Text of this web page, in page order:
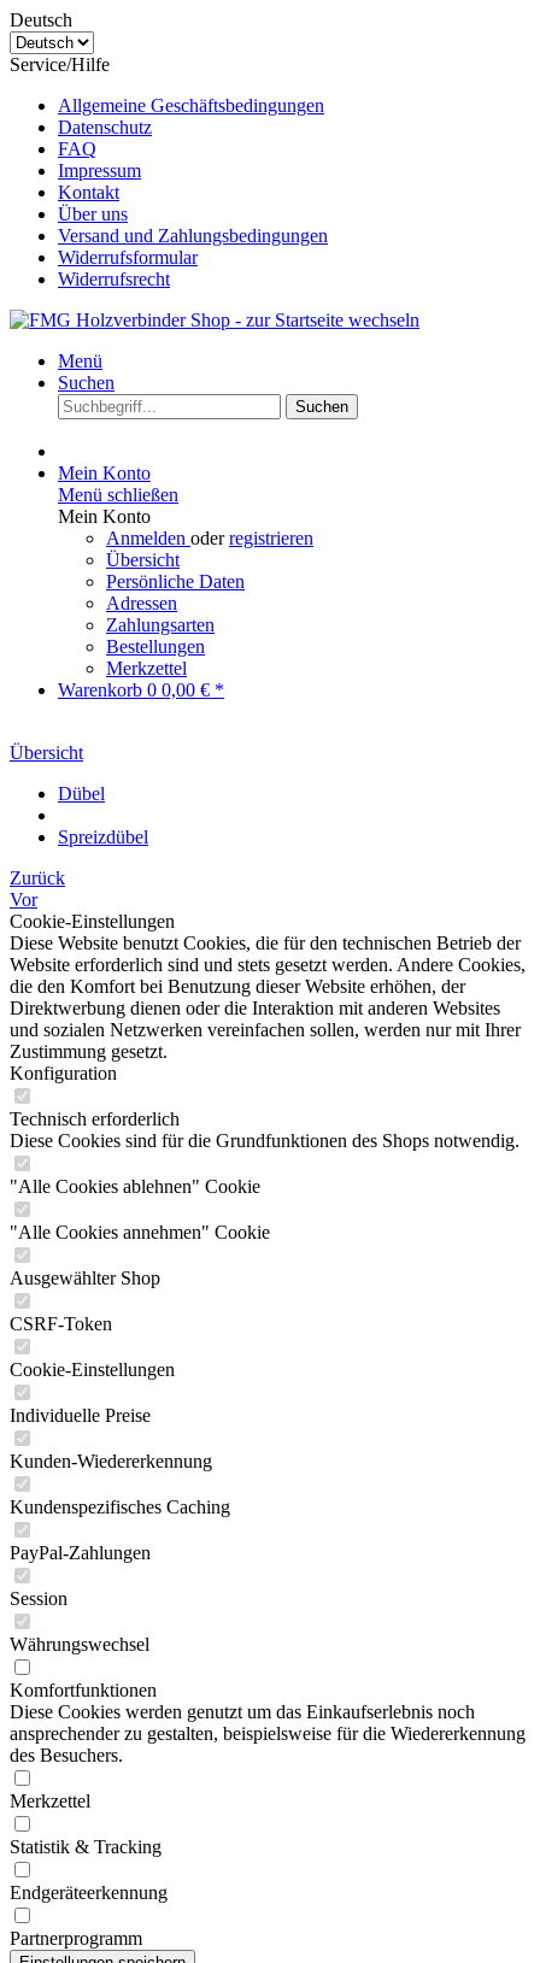
Deutsch
Service/Hilfe
Allgemeine Geschäftsbedingungen
Datenschutz
FAQ
Impressum
Kontakt
Über uns
Versand und Zahlungsbedingungen
Widerrufsformular
Widerrufsrecht
Menü
Suchen
Suchen
Mein Konto
Menü schließen
Mein Konto
Anmelden oderregistrieren
Übersicht
Persönliche Daten
Adressen
Zahlungsarten
Bestellungen
Merkzettel
Warenkorb 0 0,00 € *
Übersicht
Dübel
Spreizdübel
Zurück
Vor
Cookie-Einstellungen
Diese Website benutzt Cookies, die für den technischen Betrieb der
Website erforderlich sind und stets gesetzt werden. Andere Cookies,
die den Komfort bei Benutzung dieser Website erhöhen, der
Direktwerbung dienen oder die Interaktion mit anderen Websites
und sozialen Netzwerken vereinfachen sollen, werden nur mit Ihrer
Zustimmung gesetzt.
Konfiguration
Technisch erforderlich
Diese Cookies sind für die Grundfunktionen des Shops notwendig.
"Alle Cookies ablehnen" Cookie
"Alle Cookies annehmen" Cookie
Ausgewählter Shop
CSRF-Token
Cookie-Einstellungen
Individuelle Preise
Kunden-Wiedererkennung
Kundenspezifisches Caching
PayPal-Zahlungen
Session
Währungswechsel
Komfortfunktionen
Diese Cookies werden genutzt um das Einkaufserlebnis noch
ansprechender zu gestalten, beispielsweise für die Wiedererkennung
des Besuchers.
Merkzettel
Statistik & Tracking
Endgeräteerkennung
Partnerprogramm